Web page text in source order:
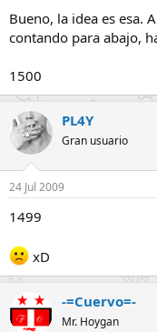
l
t
m
i
o
Bueno, la idea es esa.
contando para abajo,
1500
PL4Y
Gran usuario
24 Jul 2009
1499
xD
-=Cuervo=-
Mr. Hoygan